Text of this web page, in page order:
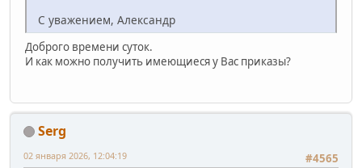
С уважением, Александр
Доброго времени суток.
И как можно получить имеющиеся у Вас приказы?
Serg
#4565
02 января 2026, 12:04:19